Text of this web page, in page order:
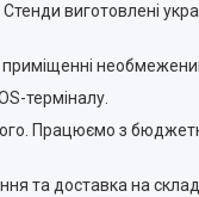
виготовлені
приміщенні
терміналу.
Працюємо з
та доставка на